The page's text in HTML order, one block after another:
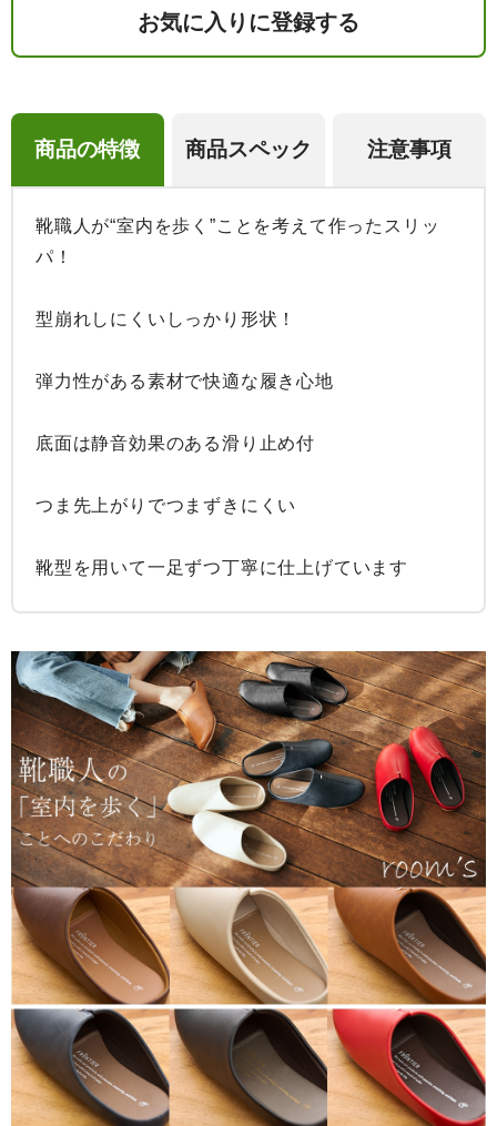
お気に入りに登録する
商品の特徴 商品スペック 注意事項
靴職人が“室内を歩く”ことを考えて作ったスリッ
パ！
型崩れしにくいしっかり形状！
弾力性がある素材で快適な履き心地
底面は静音効果のある滑り止め付
つま先上がりでつまずきにくい
靴型を用いて一足ずつ丁寧に仕上げています